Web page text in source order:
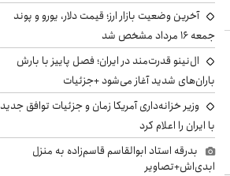
آخرین وضعیت بازار ارز؛ قیمت دلار، یورو و پوند
جمعه ۱۶ مرداد مشخص شد
ال‌نینو قدرت‌مند در ایران؛ فصل پاییز با بارش
باران‌های شدید آغاز می‌شود +جزئیات
وزیر خزانه‌داری آمریکا زمان و جزئیات توافق جدید
با ایران را اعلام کرد
بدرقه استاد ابوالقاسم قاسم‌زاده به منزل
ابدی‌اش+تصاویر